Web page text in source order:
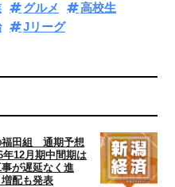
グルメ
高校生
Jリーグ
福田組 通期予想
12月期中間期は
が遅延なく進
配も発表